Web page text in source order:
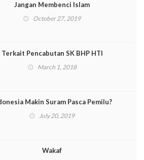
Jangan Membenci Islam
October 27, 2019
Terkait Pencabutan SK BHP HTI
March 1, 2018
Makin Suram Pasca Pemilu?
July 20, 2019
Wakaf